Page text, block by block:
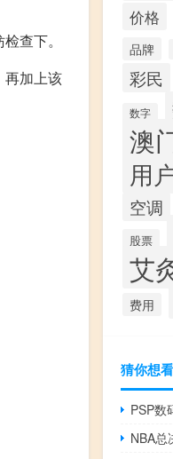
查下。
再加上该
价格
品牌
彩民
数字
澳
用
空调
股票
艾
费用
猜你想